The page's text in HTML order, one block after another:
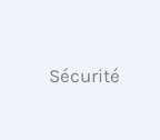
Sécurité